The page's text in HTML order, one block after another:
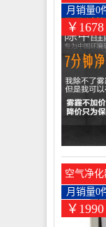
￥1678
月销量0
空气净化
￥1990
月销量0